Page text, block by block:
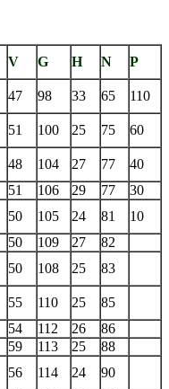
V G H N P
47 98 33 65 110
51 100 25 75 60
48 104 27 77
40
51 106 29 77
30
50 105 24 81
10
50 109 27
82
50 108 25 83
55 110 25
85
54 112 26
86
59 113 25
88
56 114 24
90